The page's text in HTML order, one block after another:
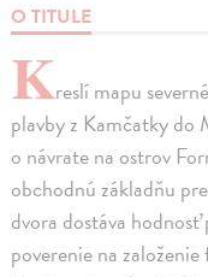
O TITULE
Kreslí mapu
plavby z Kamčatky do
o návrate na ostrov
obchodnú základňu
dvora dostáva
poverenie na